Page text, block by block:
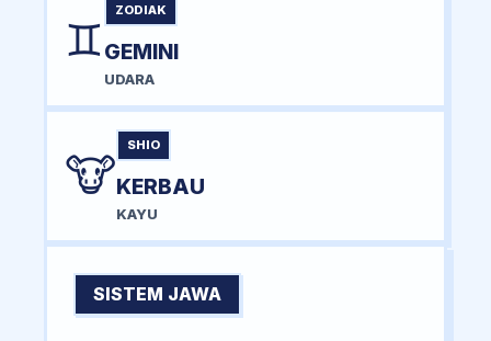
♊
ZODIAK
GEMINI
UDARA
🐮
SHIO
KERBAU
KAYU
SISTEM JAWA